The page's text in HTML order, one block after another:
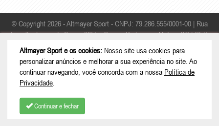
© Copyright 2026 - Altmayer Sport - CNPJ: 79.286.555/0001-00 | Rua
Apicultor Leonardo Sauer, 2055 - Campo Da Lança - Mafra - SC | CEP:
Altmayer Sport e os cookies: Nosso site usa cookies para
personalizar anúncios e melhorar a sua experiência no site. Ao
continuar navegando, você concorda com a nossa Política de
Privacidade
Continuar e fechar